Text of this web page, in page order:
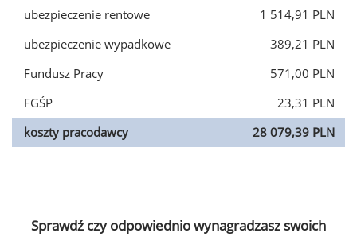
ubezpieczenie rentowe
1 514,91 PLN
ubezpieczenie wypadkowe
389,21 PLN
Fundusz Pracy
571,00 PLN
FGŚP
23,31 PLN
koszty pracodawcy
28 079,39 PLN
Sprawdź czy odpowiednio wynagradzasz swoich